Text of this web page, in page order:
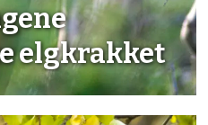
elgkrakket